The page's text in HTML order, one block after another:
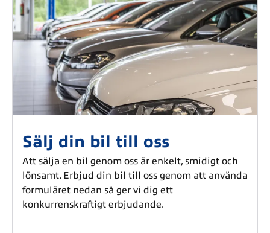
Sälj din bil till oss
Att sälja en bil genom oss är enkelt, smidigt och
lönsamt. Erbjud din bil till oss genom att använda
formuläret nedan så ger vi dig ett
konkurrenskraftigt erbjudande.